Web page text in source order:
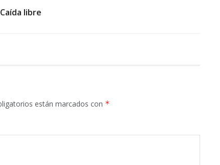
Caída libre
están marcados con *